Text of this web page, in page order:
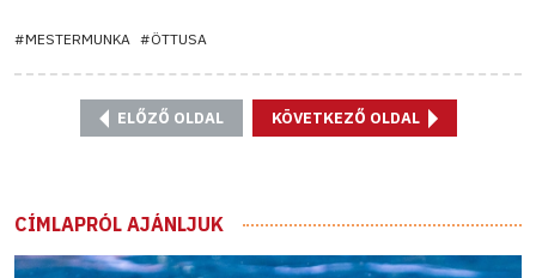
#MESTERMUNKA #ÖTTUSA
ELŐZŐ OLDAL KÖVETKEZŐ OLDAL
CÍMLAPRÓL AJÁNLJUK